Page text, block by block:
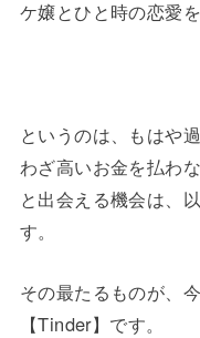
ケ嬢とひと時の恋愛
というのは、もはや
わざ高いお金を払わ
と出会える機会は、
す。
その最たるものが、
【Tinder】です。